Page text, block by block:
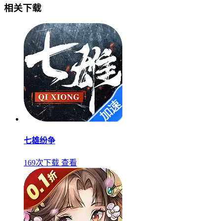
相关下载
七雄纷争
169次下载 查看